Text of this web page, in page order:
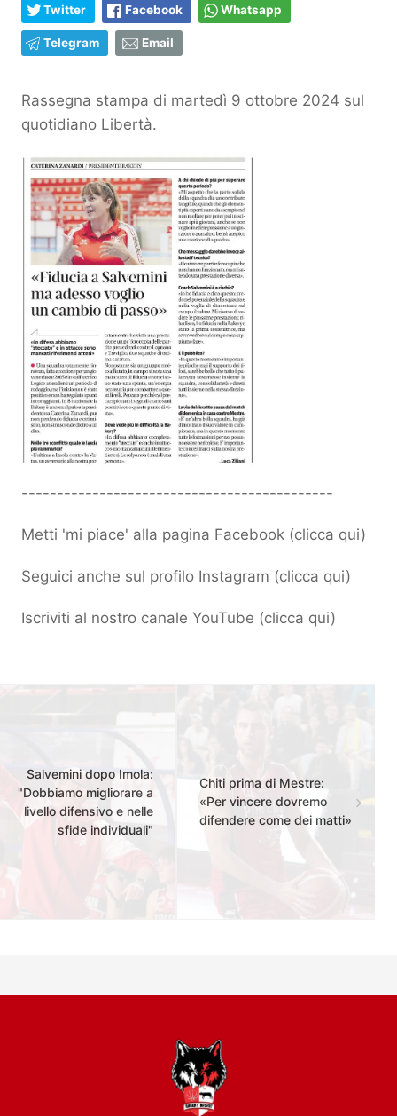
Twitter Facebook Whatsapp
Telegram Email
Rassegna stampa di martedì 9 ottobre 2024 sul
quotidiano Libertà.
--------------------------------------------
Metti 'mi piace' alla pagina Facebook (clicca qui)
Seguici anche sul profilo Instagram (clicca qui)
Iscriviti al nostro canale YouTube (clicca qui)
Salvemini dopo Imola:
"Dobbiamo migliorare a
livello difensivo e nelle
sfide individuali"
Chiti prima di Mestre:
«Per vincere dovremo
difendere come dei matti»